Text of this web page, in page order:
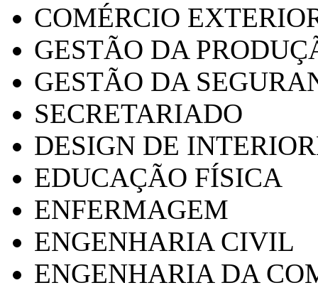
COMÉRCIO
GESTÃO DA
GESTÃO DA
SECRETARIADO
DESIGN DE
EDUCAÇÃO FÍSICA
ENFERMAGEM
ENGENHARIA CIVIL
ENGENHARIA DA